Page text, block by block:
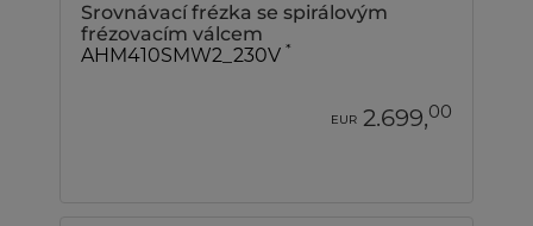
Srovnávací frézka se spirálovým
frézovacím válcem
AHM410SMW2_230V *
EUR 2.699,00